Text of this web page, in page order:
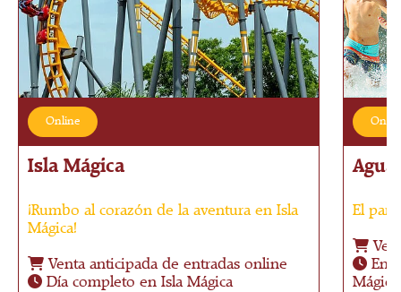
Online
Isla Mágica
¡Rumbo al corazón de la aventura en Isla
Mágica!
Venta anticipada de entradas online
Día completo en Isla Mágica
El
Mágica